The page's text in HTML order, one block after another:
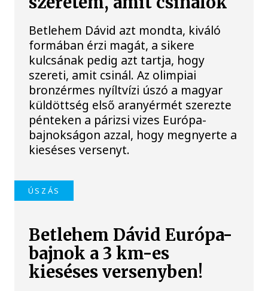
Betlehem Dávid azt mondta, kiváló
formában érzi magát, a sikere
kulcsának pedig azt tartja, hogy
szereti, amit csinál. Az olimpiai
bronzérmes nyíltvízi úszó a magyar
küldöttség első aranyérmét szerezte
pénteken a párizsi vizes Európa-
bajnokságon azzal, hogy megnyerte a
kieséses versenyt.
ÚSZÁS
Betlehem Dávid Európa-
bajnok a 3 km-es
kieséses versenyben!